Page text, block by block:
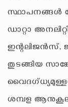
സ്ഥാപനങ്ങൾ
ഡാറ്റാ
ഇന്റലിജൻസ്,
തുടങ്ങിയ
ശമ്പള